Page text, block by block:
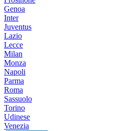
Genoa
Inter
Juventus
Lazio
Lecce
Milan
Monza
Napoli
Parma
Roma
Sassuolo
Torino
Udinese
Venezia